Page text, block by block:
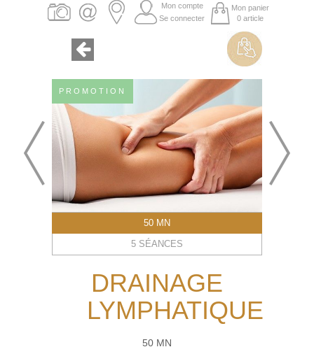
Mon compte
Se connecter
Mon panier
0 article
PROMOTION
50 MN
5 SÉANCES
DRAINAGE
LYMPHATIQUE
50 MN